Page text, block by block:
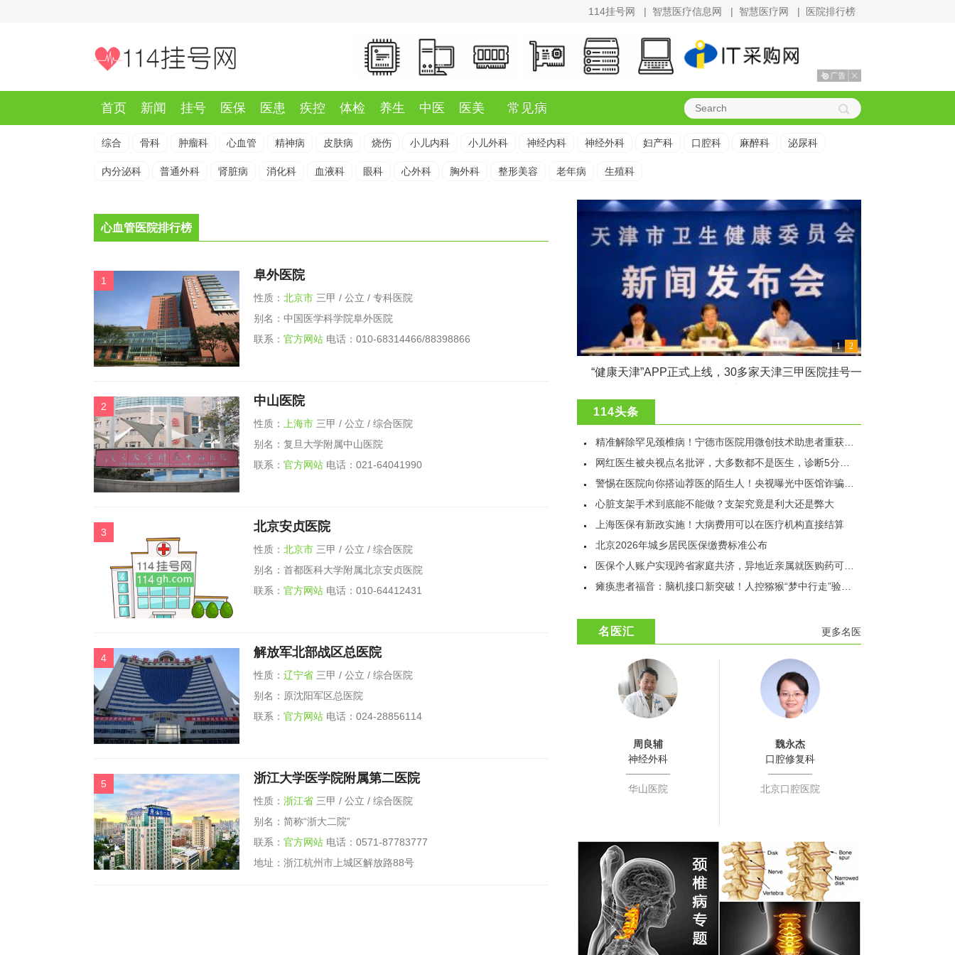
114挂号网 | 智慧医疗信息网 | 智慧医疗网 | 医院排行榜
首页 新闻 挂号 医保 医患 疾控 体检 养生 中医 医美 常见病
综合 骨科 肿瘤科 心血管 精神病 皮肤病 烧伤 小儿内科 小儿外科 神经内科 神经外科 妇产科 口腔科 麻醉科 泌尿科
内分泌科 普通外科 肾脏病 消化科 血液科 眼科 心外科 胸外科 整形美容 老年病 生殖科
心血管医院排行榜
1 阜外医院
性质： 北京市 三甲 / 公立 / 专科医院
别名：中国医学科学院阜外医院
联系： 官方网站 电话：010-68314466/88398866
2 中山医院
性质： 上海市 三甲 / 公立 / 综合医院
别名：复旦大学附属中山医院
联系： 官方网站 电话：021-64041990
3 北京安贞医院
性质： 北京市 三甲 / 公立 / 综合医院
别名：首都医科大学附属北京安贞医院
联系： 官方网站 电话：010-64412431
4 解放军北部战区总医院
性质： 辽宁省 三甲 / 公立 / 综合医院
别名：原沈阳军区总医院
联系： 官方网站 电话：024-28856114
5 浙江大学医学院附属第二医院
性质： 浙江省 三甲 / 公立 / 综合医院
别名：简称“浙大二院”
联系： 官方网站 电话：0571-87783777
地址：浙江杭州市上城区解放路88号
“健康天津”APP正式上线，30多家天津三甲医院挂号一
1 2
114头条
心脏支架手术到底能不能做？支架究竟是利大还是弊大
上海医保有新政实施！大病费用可以在医疗机构直接结算
北京2026年城乡居民医保缴费标准公布
名医汇 更多名医
周良辅
神经外科
华山医院
魏永杰
口腔修复科
北京口腔医院